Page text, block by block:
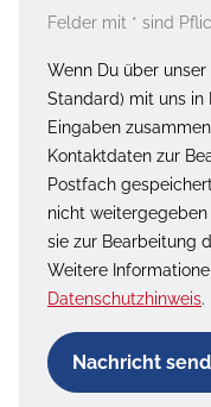
Felder mit * sind
Wenn Du über
Standard) mit uns in
Eingaben
Kontaktdaten zur
Postfach
nicht
sie zur Bearbeitung
Weitere
Datenschutzhinweis.
Nachricht